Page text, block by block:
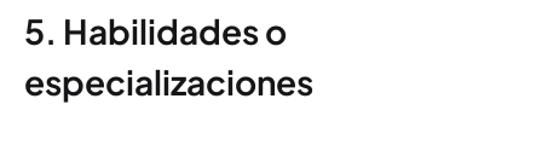
5. Habilidades o
especializaciones